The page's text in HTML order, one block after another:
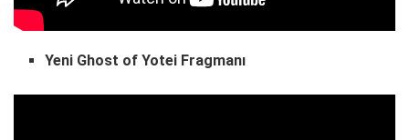
Yeni Ghost of Yotei Fragmanı